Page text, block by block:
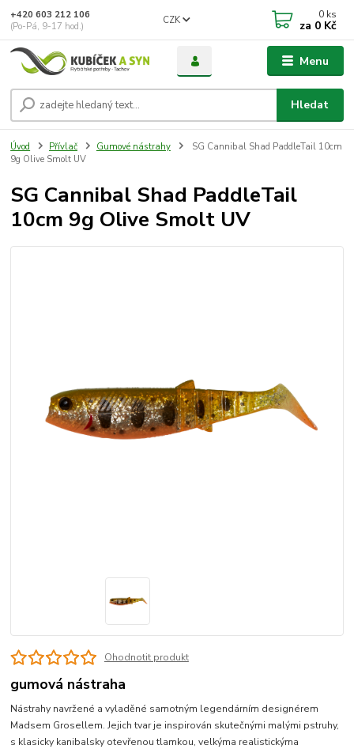
Menu
CZK
Hledat
+420 603 212 106
(Po-Pá, 9-17 hod.)
0 ks
za 0 Kč
Úvod Přívlač Gumové nástrahy
SG Cannibal Shad PaddleTail 10cm
9g Olive Smolt UV
SG Cannibal Shad PaddleTail
10cm 9g Olive Smolt UV
Ohodnotit produkt
gumová nástraha
Nástrahy navržené a vyladěné samotným legendárním designérem
Madsem Grosellem. Jejich tvar je inspirován skutečnými malými pstruhy,
s klasicky kanibalsky otevřenou tlamkou, velkýma realistickýma